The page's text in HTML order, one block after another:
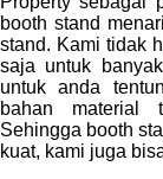
booth stand
stand. Kami tidak
saja untuk
untuk anda
bahan material
Sehingga booth
kuat, kami juga